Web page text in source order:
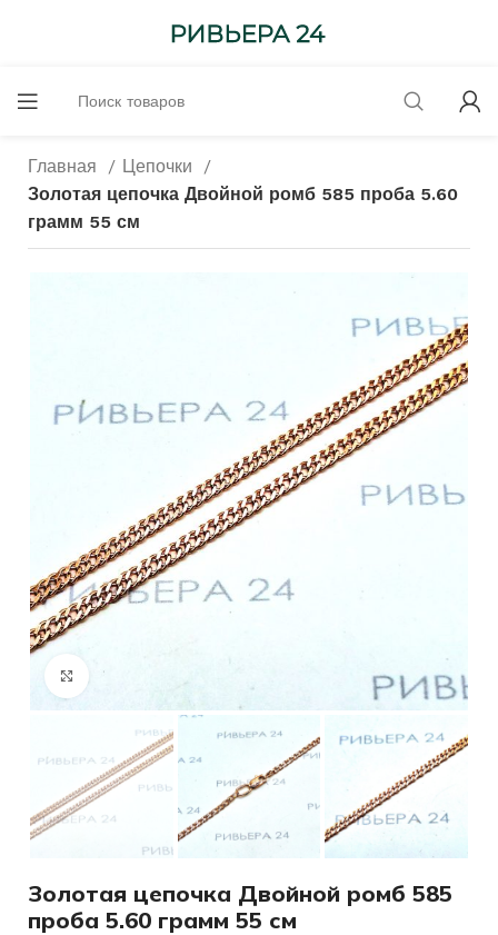
Главная
Цепочки
Золотая цепочка Двойной ромб 585 проба 5.60
грамм 55 см
Нажмите, чтобы увеличить
Золотая цепочка Двойной ромб 585
проба 5.60 грамм 55 см